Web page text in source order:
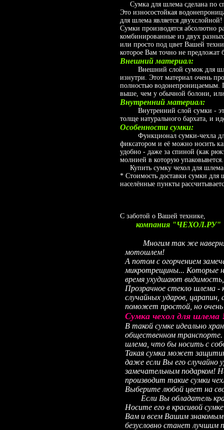
Сумка для шлема сделана по
Это износостойкая
для шлема является
Сумки производятся абсолютно
комбинированные из двух
или просто под цвет Вашей
которое Вам точно не предложат
Внешний материал:
Внешний слой сумок для
изнутри. Этот материал очень
полностью водонепроницаемым.
выше, чем у обычной болони,
Внутренний материал:
Внутренний слой сумки - это
толще натурального бархата, и
Особенности сумки:
Функционал сумки-чехла для
фиксатором и её можно носить
удобно - даже за спиной (как
молнией в которую
Купить сумку чехол для
* Стоимость доставки сумки для
населённые пункты
С заботой о Вашей технике,
компания "ЧЕХОЛ.РУ"
Многим так же наверняка
мотошлем!
А потом с огорчением
микротрещины... Которые
время ухудшают
Прозрачное стекло шлема -
случайных ударов,
поможет простой, но очень
Сумка чехол для шлема
В такой сумке идеально
общественном
шлема, что бы носить с
Такая сумка может
даже если Вы его
замечательным подарком!
производит такие сумки
Выберите любой цвет на
Если Вы обладатель
Носите его в красивой
Вам и всем Вашим
безусловно станет лучшим